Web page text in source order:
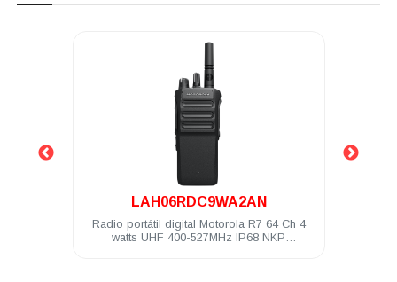
.
LAH06RDC9WA2AN
Radio portátil digital Motorola R7 64 Ch 4
watts UHF 400-527MHz IP68 NKP